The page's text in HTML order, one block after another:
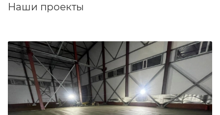
Наши проекты